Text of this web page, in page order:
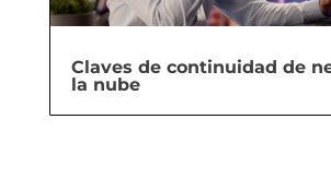
Claves de continuidad de
la nube